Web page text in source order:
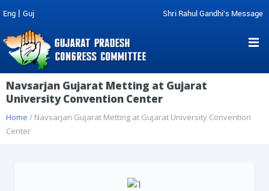
Eng | Guj Shri Rahul Gandhi's Message
Navsarjan Gujarat Metting at Gujarat
University Convention Center
Home / Navsarjan Gujarat Metting at Gujarat University Convention
Center